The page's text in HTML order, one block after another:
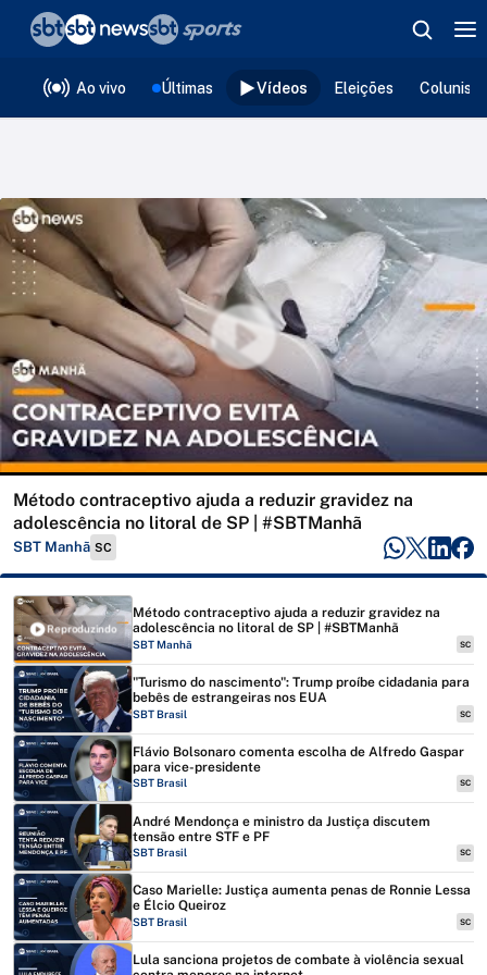
Ao vivo Últimas Vídeos Eleições
Método contraceptivo ajuda a reduzir gravidez na
adolescência no litoral de SP | #SBTManhã
SBT Manhã SC
Reproduzindo
Método contraceptivo ajuda a reduzir gravidez na
adolescência no litoral de SP | #SBTManhã
SBT Manhã SC
"Turismo do nascimento": Trump proíbe cidadania para
bebês de estrangeiras nos EUA
SBT Brasil SC
Flávio Bolsonaro comenta escolha de Alfredo Gaspar
para vice-presidente
SBT Brasil SC
André Mendonça e ministro da Justiça discutem
tensão entre STF e PF
SBT Brasil SC
Caso Marielle: Justiça aumenta penas de Ronnie Lessa
e Élcio Queiroz
SBT Brasil SC
Lula sanciona projetos de combate à violência sexual
❮voltar
Editorias